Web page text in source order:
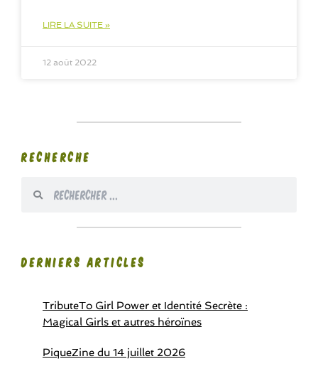
LIRE LA SUITE »
12 août 2022
RECHERCHE
DERNIERS ARTICLES
TributeTo Girl Power et Identité Secrète :
Magical Girls et autres héroïnes
PiqueZine du 14 juillet 2026